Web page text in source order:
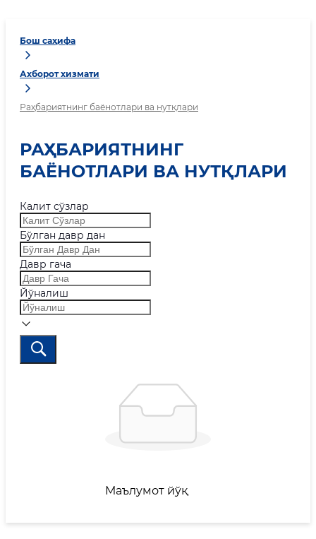
Бош саҳифа
Ахборот хизмати
Раҳбариятнинг баёнотлари ва нутқлари
РАҲБАРИЯТНИНГ
БАЁНОТЛАРИ ВА НУТҚЛАРИ
Калит сўзлар
Бўлган давр дан
Давр гача
Йўналиш
Маълумот йўқ